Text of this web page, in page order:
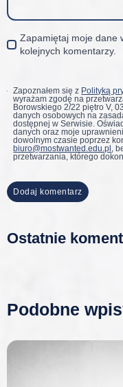
Zapamiętaj moje dane
kolejnych komentarzy.
Zapoznałem się z Polityką
wyrażam zgodę na
Borowskiego 2/22 piętro V,
danych osobowych na
dostępnej w Serwisie.
danych oraz moje
dowolnym czasie poprzez
biuro@mostwanted.edu.pl ,
przetwarzania, którego
Ostatnie
Podobne